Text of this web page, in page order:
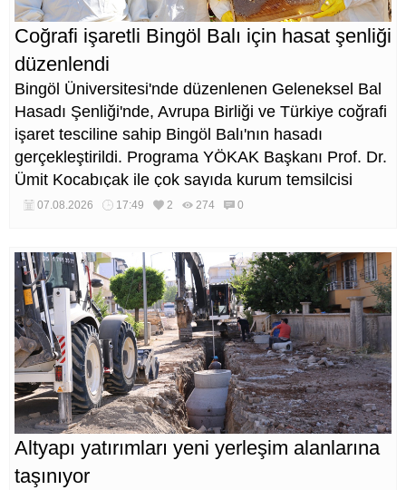
Coğrafi işaretli Bingöl Balı için hasat şenliği
düzenlendi
Bingöl Üniversitesi'nde düzenlenen Geleneksel Bal
Hasadı Şenliği'nde, Avrupa Birliği ve Türkiye coğrafi
işaret tesciline sahip Bingöl Balı'nın hasadı
gerçekleştirildi. Programa YÖKAK Başkanı Prof. Dr.
Ümit Kocabıçak ile çok sayıda kurum temsilcisi
katıldı.
07.08.2026 17:49 2 274 0
Altyapı yatırımları yeni yerleşim alanlarına
taşınıyor